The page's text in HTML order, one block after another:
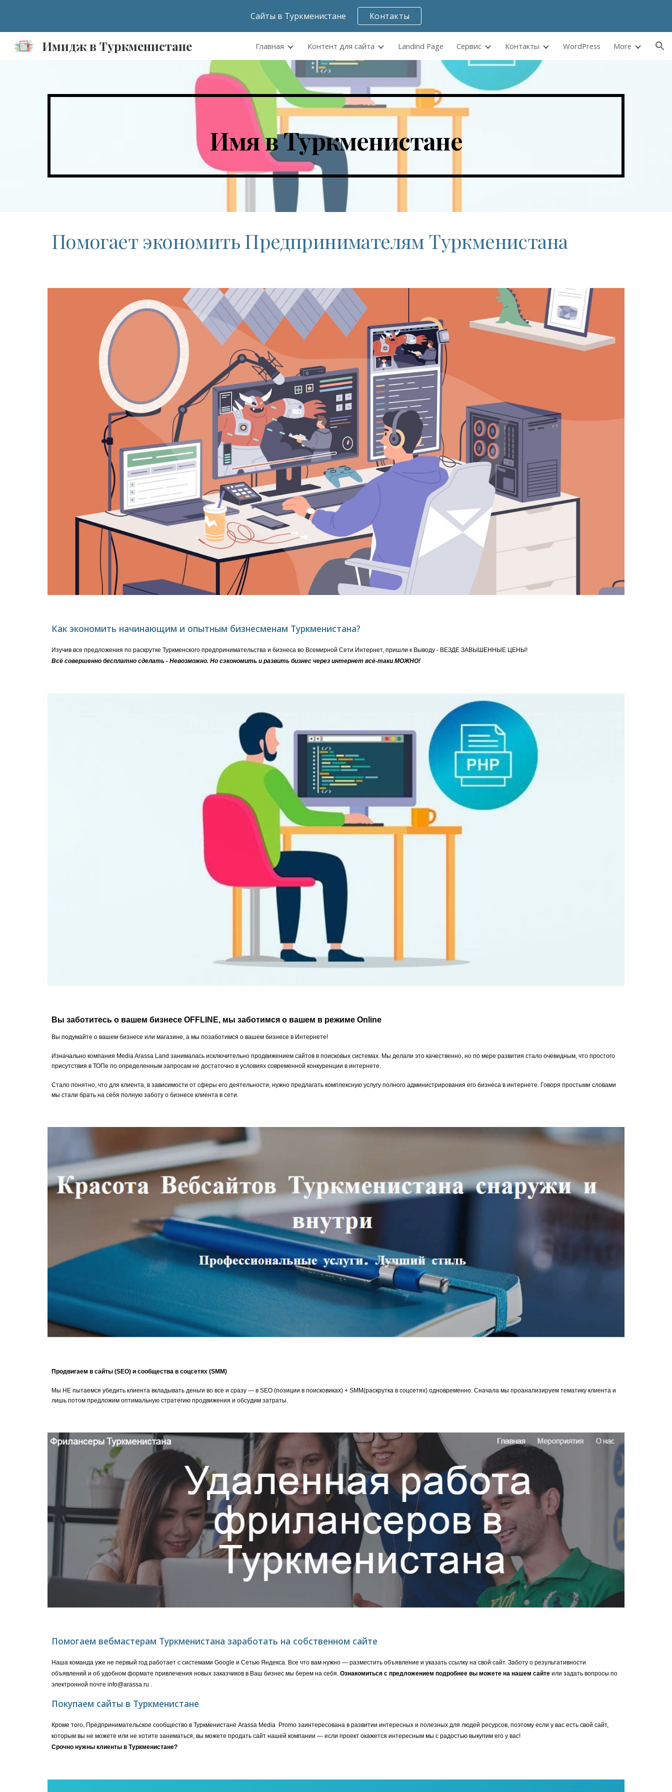
Skip to main content Skip to navigation
Сайты в Туркменистане Контакты
Имидж в Туркменистане Главная Контент для сайта Landind Page Сервис Контакты WordPress More
Имя в Туркменистане
Помогает экономить Предпринимателям Туркменистана
Как экономить начинающим и опытным бизнесменам Туркменистана?
Изучив все предложения по раскрутке Туркменского предпринимательства и бизнеса во Всемирной Сети Интернет, пришли к Выводу - ВЕЗДЕ ЗАВЫШЕННЫЕ ЦЕНЫ!
Всё совершенно бесплатно сделать - Невозможно. Но сэкономить и развить бизнес через интернет всё-таки МОЖНО!
Вы заботитесь о вашем бизнесе OFFLINE, мы заботимся о вашем в режиме Online
Вы подумайте о вашем бизнесе или магазине, а мы позаботимся о вашем бизнесе в Интернете!
Изначально компания Media Arassa Land занималась исключительно продвижением сайтов в поисковых системах. Мы делали это качественно, но по мере развития стало очевидным, что простого
присутствия в ТОПе по определенным запросам не достаточно в условиях современной конкуренции в интернете.
Стало понятно, что для клиента, в зависимости от сферы его деятельности, нужно предлагать комплексную услугу полного администрирования его бизнеса в интернете. Говоря простыми словами
мы стали брать на себя полную заботу о бизнесе клиента в сети.
Продвигаем в сайты (SEO) и сообщества в соцсетях (SMM)
Мы НЕ пытаемся убедить клиента вкладывать деньги во все и сразу — в SEO (позиции в поисковиках) + SMM(раскрутка в соцсетях) одновременно. Сначала мы проанализируем тематику клиента и
лишь потом предложим оптимальную стратегию продвижения и обсудим затраты.
Помогаем вебмастерам Туркменистана заработать на собственном сайте
Наша команда уже не первый год работает с системами Google и Сетью Яндекса. Все что вам нужно — разместить объявление и указать ссылку на свой сайт. Заботу о результативности
объявлений и об удобном формате привлечения новых заказчиков в Ваш бизнес мы берем на себя. Ознакомиться с предложением подробнее вы можете на нашем сайтеили задать вопросы по
электронной почте info@arassa.ru .
Покупаем сайты в Туркменистане
Кроме того, Предпринимательское сообщество в Туркменистане Arassa Media Promo заинтересована в развитии интересных и полезных для людей ресурсов, поэтому если у вас есть свой сайт,
которым вы не можете или не хотите заниматься, вы можете продать сайт нашей компании — если проект окажется интересным мы с радостью выкупим его у вас!
Срочно нужны клиенты в Туркменистане?